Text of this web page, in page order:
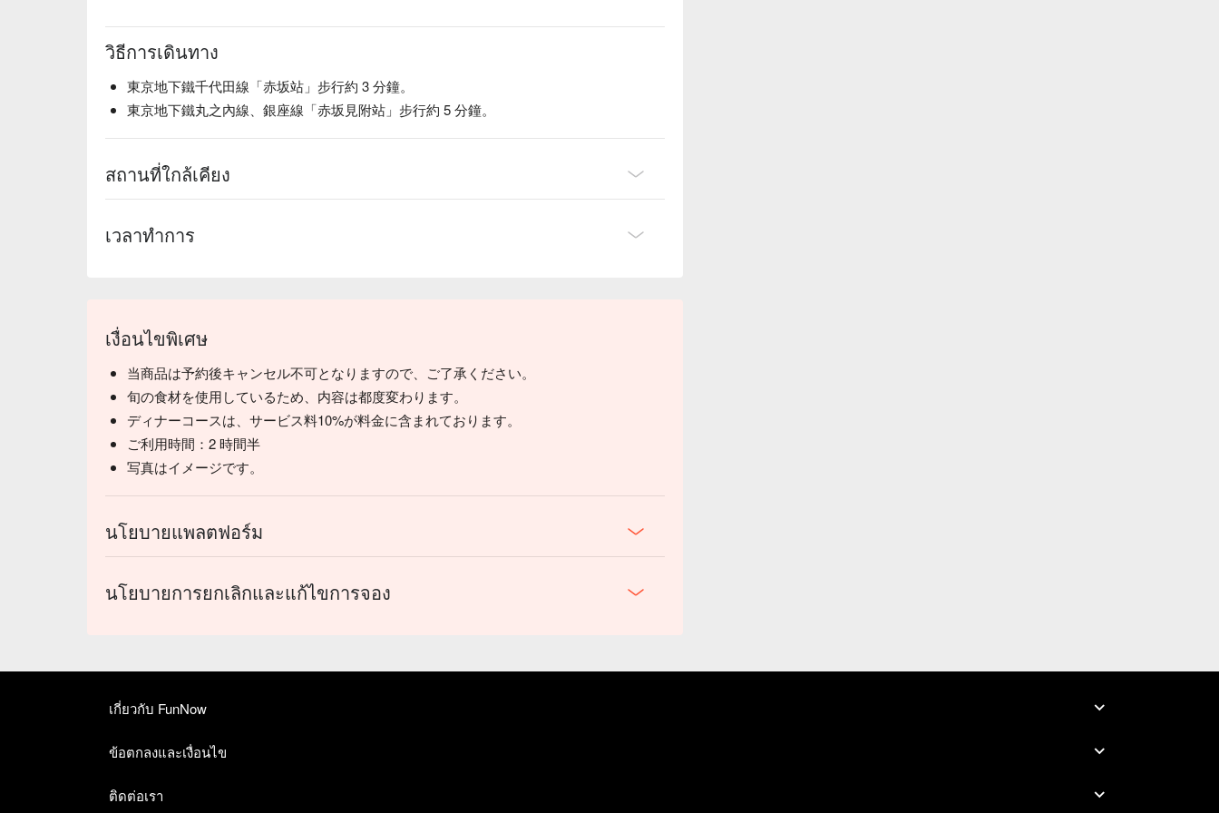
【招牌的季節魚料理】 店家前身是明治時期的老魚鋪，對於海鮮的處理細緻又講究。適合細
細品味料理的高雅香氣＆甘甜肉汁。
【喜歡日本酒別錯過】 店內常備15-20款的日本酒，搭配季節、海鮮品項飲用，將精緻的日本
วิธีการเดินทาง
東京地下鐵千代田線「赤坂站」步行約 3 分鐘。
東京地下鐵丸之內線、銀座線「赤坂見附站」步行約 5 分鐘。
สถานที่ใกล้เคียง
เวลาทำการ
เงื่อนไขพิเศษ
当商品は予約後キャンセル不可となりますので、ご了承ください。
旬の食材を使用しているため、内容は都度変わります。
ディナーコースは、サービス料10%が料金に含まれております。
ご利用時間：2 時間半
写真はイメージです。
นโยบายแพลตฟอร์ม
นโยบายการยกเลิกและแก้ไขการจอง
เกี่ยวกับ FunNow
ข้อตกลงและเงื่อนไข
ติดต่อเรา